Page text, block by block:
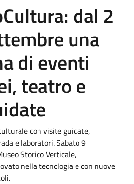
dal 2
una
di eventi
teatro e
con visite guidate,
e laboratori. Sabato 9
Storico Verticale,
nella tecnologia e con nuove